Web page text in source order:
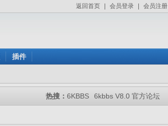
返回首页 会员登录 会员注册
插件
热搜： 6KBBS 6kbbs V8.0 官方论坛